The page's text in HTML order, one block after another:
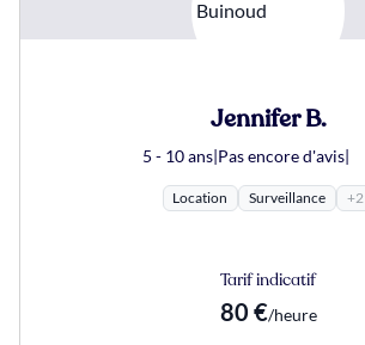
Jennifer B.
5 - 10 ans|Pas encore d'avis|
Location Surveillance +2
Tarif indicatif
80 €/heure